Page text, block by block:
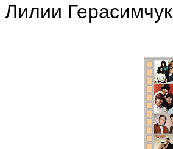
Лилии Герасимчук